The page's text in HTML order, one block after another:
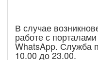
В случае
работе с
WhatsApp. Служба
10.00 до 23.00.